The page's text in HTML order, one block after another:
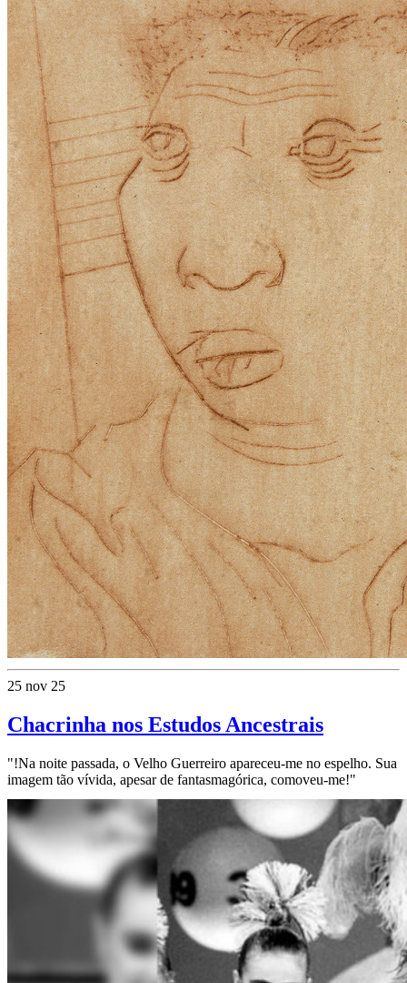
25 nov 25
Chacrinha nos Estudos Ancestrais
"!Na noite passada, o Velho Guerreiro apareceu-me no espelho. Sua
imagem tão vívida, apesar de fantasmagórica, comoveu-me!"